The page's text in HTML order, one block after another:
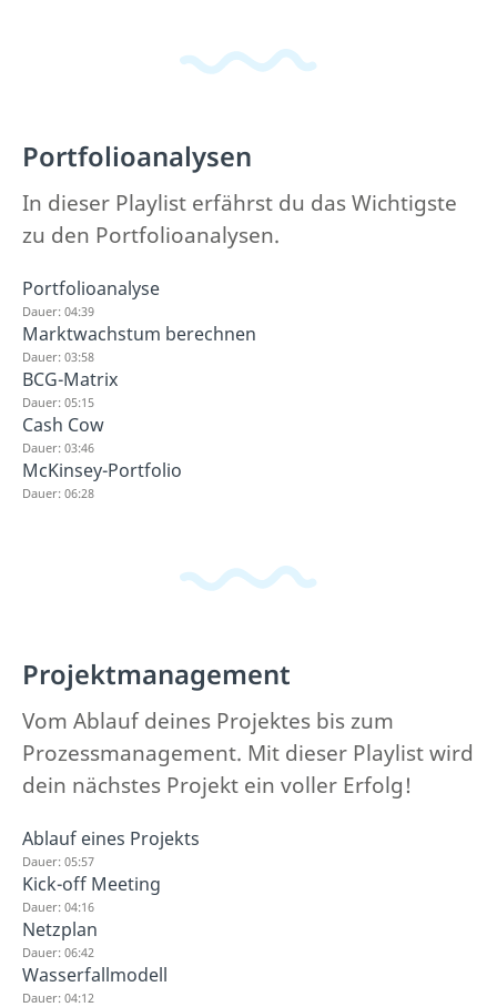
Portfolioanalysen
In dieser Playlist erfährst du das Wichtigste
zu den Portfolioanalysen.
Portfolioanalyse
Dauer: 04:39
Marktwachstum berechnen
Dauer: 03:58
BCG-Matrix
Dauer: 05:15
Cash Cow
Dauer: 03:46
McKinsey-Portfolio
Dauer: 06:28
Projektmanagement
Vom Ablauf deines Projektes bis zum
Prozessmanagement. Mit dieser Playlist wird
dein nächstes Projekt ein voller Erfolg!
Ablauf eines Projekts
Dauer: 05:57
Kick-off Meeting
Dauer: 04:16
Netzplan
Dauer: 06:42
Wasserfallmodell
Dauer: 04:12